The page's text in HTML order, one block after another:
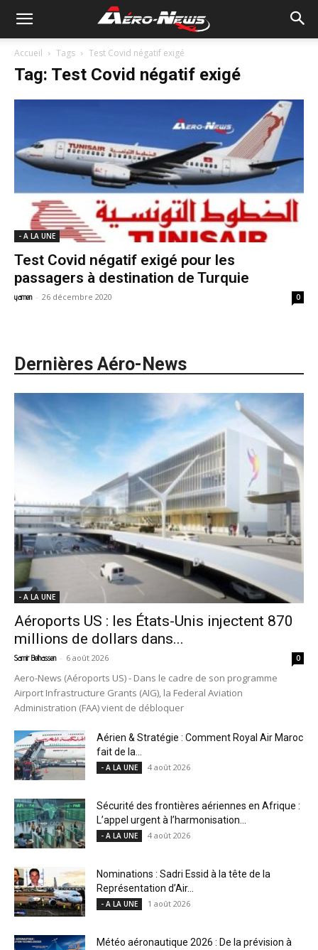
Accueil Tags Test Covid négatif exigé
Tag: Test Covid négatif exigé
- A LA UNE
Test Covid négatif exigé pour les
passagers à destination de Turquie
yamen - 26 décembre 2020 0
Dernières Aéro-News
- A LA UNE
Aéroports US : les États-Unis injectent 870
millions de dollars dans...
Samir Belhassen - 6 août 2026 0
Aero-News (Aéroports US) - Dans le cadre de son programme
Airport Infrastructure Grants (AIG), la Federal Aviation
Administration (FAA) vient de débloquer
Aérien & Stratégie : Comment Royal Air Maroc
fait de la...
- A LA UNE 4 août 2026
Sécurité des frontières aériennes en Afrique :
L’appel urgent à l’harmonisation...
- A LA UNE 4 août 2026
Nominations : Sadri Essid à la tête de la
Représentation d’Air...
- A LA UNE 1 août 2026
Météo aéronautique 2026 : De la prévision à